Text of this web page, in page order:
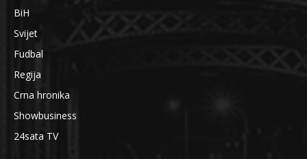
BiH
Svijet
Fudbal
Regija
Crna hronika
Showbusiness
24sata TV